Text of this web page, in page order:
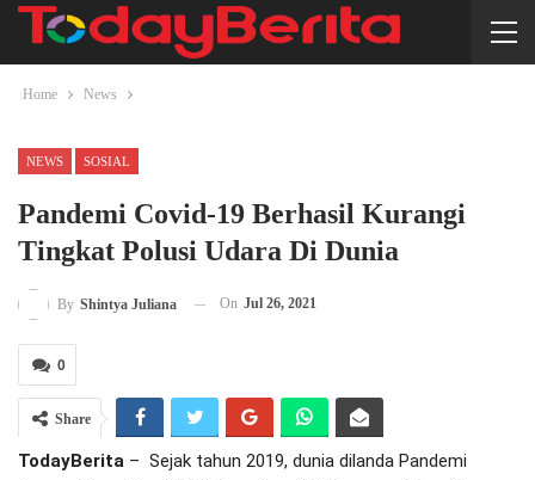
Home News
NEWS SOSIAL
Pandemi Covid-19 Berhasil Kurangi
Tingkat Polusi Udara Di Dunia
By Shintya Juliana On Jul 26, 2021
0
Share
TodayBerita – Sejak tahun 2019, dunia dilanda Pandemi